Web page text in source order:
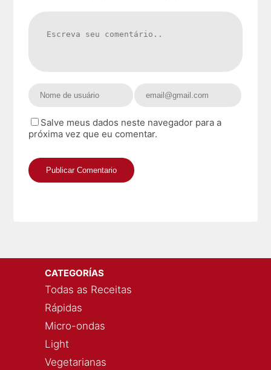
Salve meus dados neste navegador para a
próxima vez que eu comentar.
CATEGORÍAS
Todas as Receitas
Rápidas
Micro-ondas
Light
Vegetarianas